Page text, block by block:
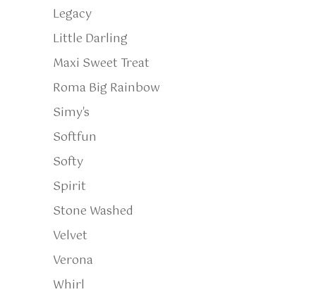
Legacy
Little Darling
Maxi Sweet Treat
Roma Big Rainbow
Simy's
Softfun
Softy
Spirit
Stone Washed
Velvet
Verona
Whirl